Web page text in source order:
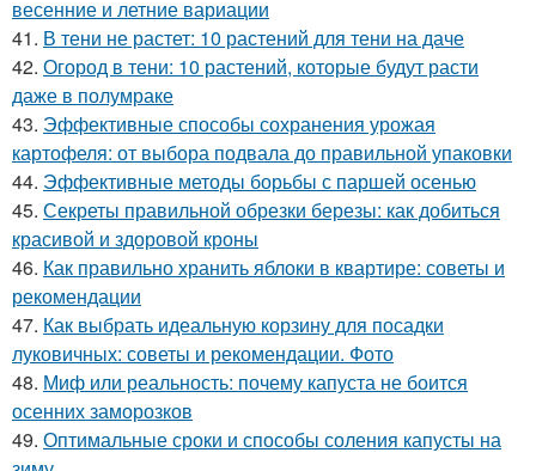
весенние и летние вариации
41. В тени не растет: 10 растений для тени на даче
42. Огород в тени: 10 растений, которые будут расти
даже в полумраке
43. Эффективные способы сохранения урожая
картофеля: от выбора подвала до правильной упаковки
44. Эффективные методы борьбы с паршей осенью
45. Секреты правильной обрезки березы: как добиться
красивой и здоровой кроны
46. Как правильно хранить яблоки в квартире: советы и
рекомендации
47. Как выбрать идеальную корзину для посадки
луковичных: советы и рекомендации. Фото
48. Миф или реальность: почему капуста не боится
осенних заморозков
49. Оптимальные сроки и способы соления капусты на